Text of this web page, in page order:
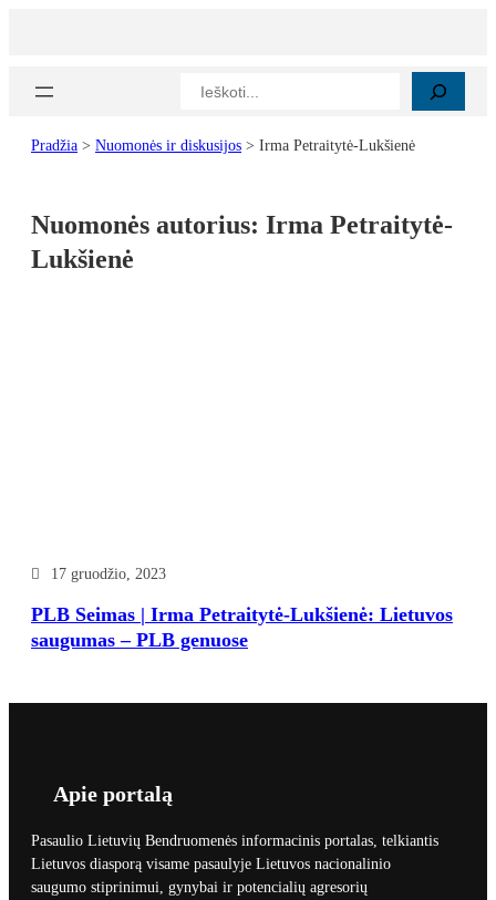
Paieška
Pradžia > Nuomonės ir diskusijos > Irma Petraitytė-Lukšienė
Nuomonės autorius: Irma Petraitytė-
Lukšienė
17 gruodžio, 2023
PLB Seimas | Irma Petraitytė-Lukšienė: Lietuvos
saugumas – PLB genuose
Apie portalą
Pasaulio Lietuvių Bendruomenės informacinis portalas, telkiantis
Lietuvos diasporą visame pasaulyje Lietuvos nacionalinio
saugumo stiprinimui, gynybai ir potencialių agresorių